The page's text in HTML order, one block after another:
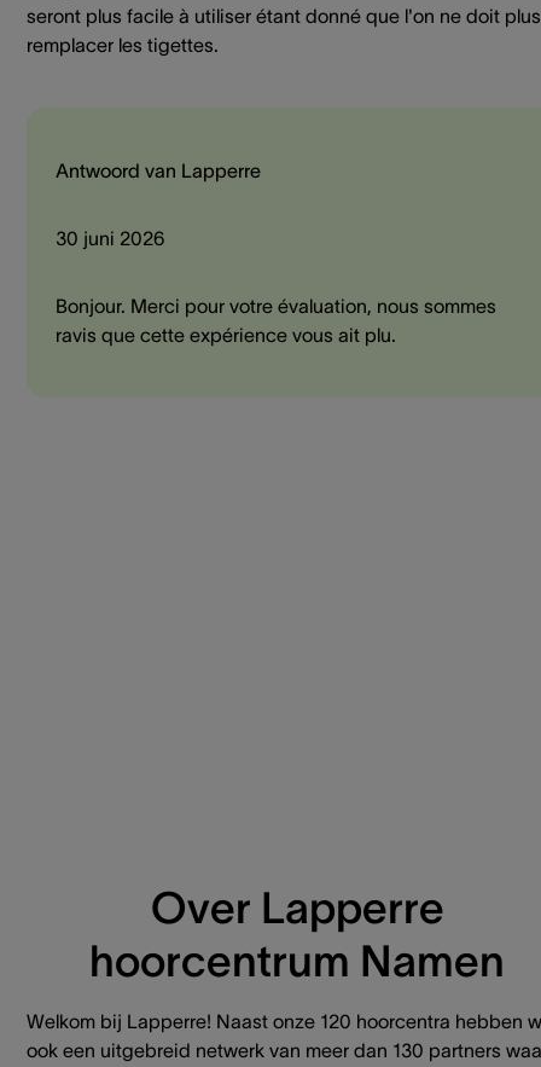
seront plus facile à utiliser étant donné que l'on ne doit plus
remplacer les tigettes.
Antwoord van Lapperre
30 juni 2026
Bonjour. Merci pour votre évaluation, nous sommes
ravis que cette expérience vous ait plu.
Over Lapperre
hoorcentrum Namen
Welkom bij Lapperre! Naast onze 120 hoorcentra hebben
ook een uitgebreid netwerk van meer dan 130 partners